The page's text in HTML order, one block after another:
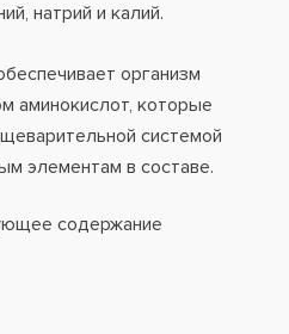
натрий и калий.
организм
аминокислот, которые
системой
элементам в составе.
содержание